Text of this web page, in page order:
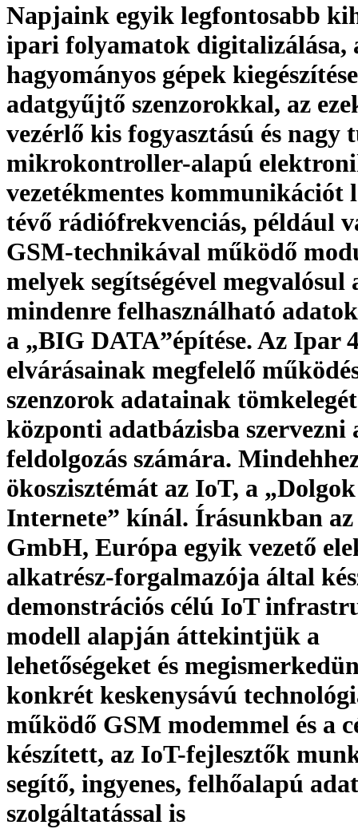
Napjaink egyik legfontosabb
ipari folyamatok digitalizálása,
hagyományos gépek kiegészítése
adatgyűjtő szenzorokkal, az
vezérlő kis fogyasztású és nagy
mikrokontroller-alapú
vezetékmentes kommunikációt
tévő rádiófrekvenciás, például
GSM-technikával működő
melyek segítségével megvalósul
mindenre felhasználható
a „BIG DATA”építése. Az Ipar
elvárásainak megfelelő
szenzorok adatainak
központi adatbázisba szervezni
feldolgozás számára.
ökoszisztémát az IoT, a „Dolgok
Internete” kínál. Írásunkban
GmbH, Európa egyik vezető
alkatrész-forgalmazója által
demonstrációs célú IoT
modell alapján áttekintjük a
lehetőségeket és
konkrét keskenysávú
működő GSM modemmel és a
készített, az IoT-fejlesztők
segítő, ingyenes, felhőalapú
szolgáltatással is